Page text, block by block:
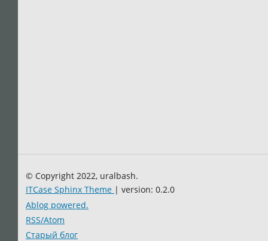
© Copyright 2022, uralbash.
ITCase Sphinx Theme | version: 0.2.0
Ablog powered.
RSS/Atom
Старый блог